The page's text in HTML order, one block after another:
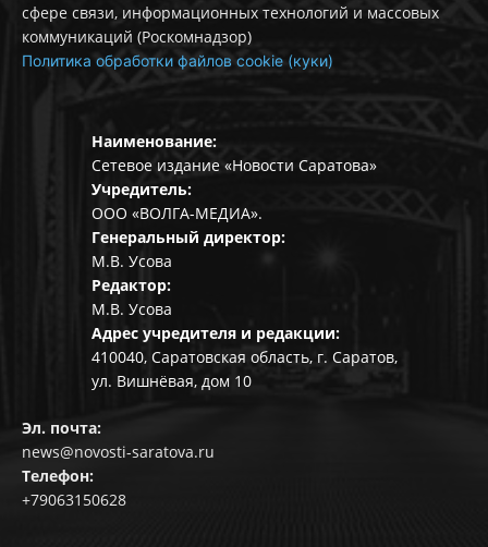
сфере связи, информационных технологий и массовых
коммуникаций (Роскомнадзор)
Политика обработки файлов cookie (куки)
Наименование:
Сетевое издание «Новости Саратова»
Учредитель:
ООО «ВОЛГА-МЕДИА».
Генеральный директор:
М.В. Усова
Редактор:
М.В. Усова
Адрес учредителя и редакции:
410040, Саратовская область, г. Саратов,
ул. Вишнёвая, дом 10
Эл. почта:
news@novosti-saratova.ru
Телефон:
+79063150628